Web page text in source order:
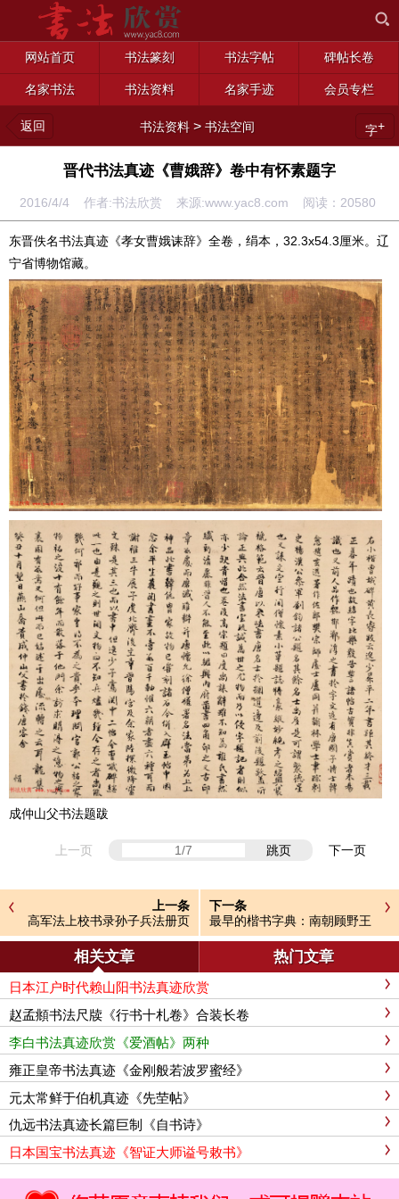
网站首页 书法篆刻 书法字帖 碑帖长卷
名家书法 书法资料 名家手迹 会员专栏
返回 书法资料 >书法空间 字+
晋代书法真迹《曹娥辞》卷中有怀素题字
2016/4/4 作者:书法欣赏 来源:www.yac8.com 阅读： 20580
东晋佚名书法真迹《孝女曹娥诔辞》全卷，绢本，32.3x54.3厘米。辽
宁省博物馆藏。
成仲山父书法题跋
上一页 跳页 下一页
上一条
高军法上校书录孙子兵法册页
下一条
最早的楷书字典：南朝顾野王
《玉篇》
相关文章 热门文章
日本江户时代赖山阳书法真迹欣赏
赵孟頫书法尺牍《行书十札卷》合装长卷
李白书法真迹欣赏《爱酒帖》两种
雍正皇帝书法真迹《金刚般若波罗蜜经》
元太常鲜于伯机真迹《先茔帖》
仇远书法真迹长篇巨制《自书诗》
日本国宝书法真迹《智证大师谥号敕书》